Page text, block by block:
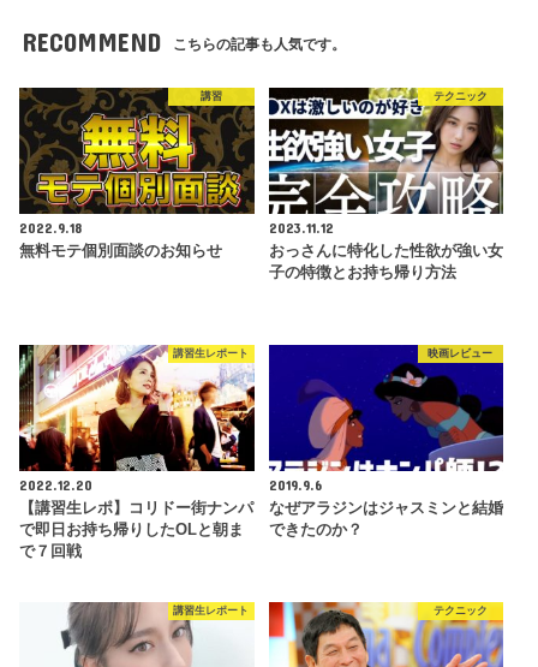
RECOMMEND こちらの記事も人気です。
講習
2022.9.18
無料モテ個別面談のお知らせ
テクニック
2023.11.12
おっさんに特化した性欲が強い女
子の特徴とお持ち帰り方法
講習生レポート
2022.12.20
【講習生レポ】コリドー街ナンパ
で即日お持ち帰りしたOLと朝ま
で７回戦
映画レビュー
2019.9.6
なぜアラジンはジャスミンと結婚
できたのか？
講習生レポート テクニック